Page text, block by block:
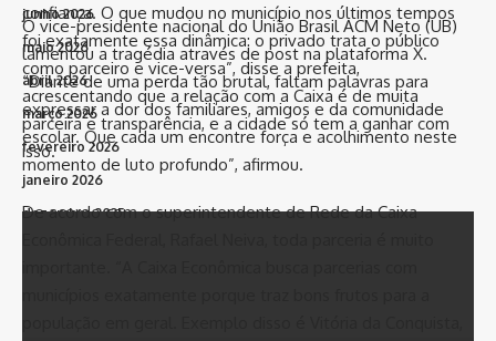
O vice-presidente nacional do União Brasil ACM Neto (UB)
lamentou a tragédia através de post na plataforma X.
“Diante de uma perda tão brutal, faltam palavras para
expressar a dor dos familiares, amigos e da comunidade
escolar. Que cada um encontre força e acolhimento neste
momento de luto profundo”, afirmou.
confiança. O que mudou no município nos últimos tempos
foi exatamente essa dinâmica: o privado trata o público
como parceiro e vice-versa”, disse a prefeita,
acrescentando que a relação com a Caixa é de muita
parceira e transparência, e a cidade só tem a ganhar com
isso.
De acordo com o superintendente de Rede da Caixa
junho 2026
maio 2026
abril 2026
março 2026
fevereiro 2026
janeiro 2026
dezembro 2025